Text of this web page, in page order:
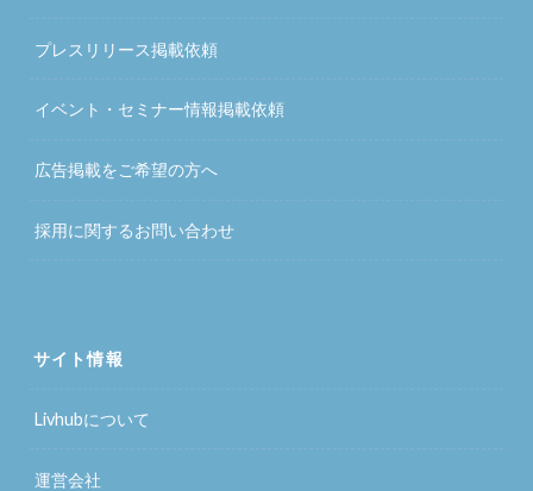
プレスリリース掲載依頼
イベント・セミナー情報掲載依頼
広告掲載をご希望の方へ
採用に関するお問い合わせ
サイト情報
Livhubについて
運営会社